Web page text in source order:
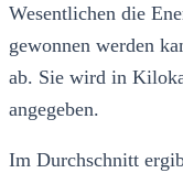
Wesentlichen die
gewonnen werden
ab. Sie wird in
angegeben.
Im Durchschnitt